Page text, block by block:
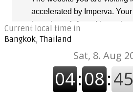
Current local time in
Bangkok, Thailand